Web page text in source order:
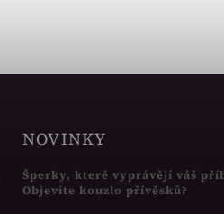
NOVINKY
Šperky, které vyprávějí váš
Objevíte kouzlo přívěsků?